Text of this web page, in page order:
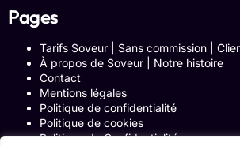
Pages
Tarifs Soveur | Sans commission |
À propos de Soveur | Notre histoire
Contact
Mentions légales
Politique de confidentialité
Politique de cookies
Politique de Confidentialité